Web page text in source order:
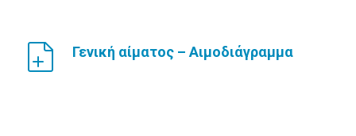
Γενική αίματος – Αιμοδιάγραμμα